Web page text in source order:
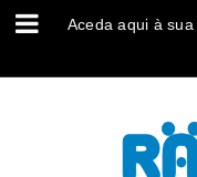
Aceda aqui à sua